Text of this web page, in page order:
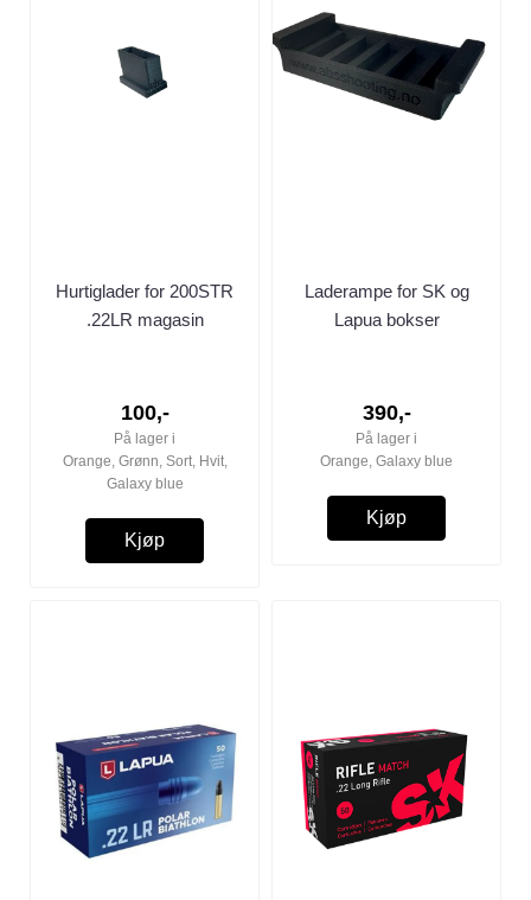
Hurtiglader for 200STR
.22LR magasin
100,-
På lager i
Orange, Grønn, Sort, Hvit,
Galaxy blue
Kjøp
Laderampe for SK og
Lapua bokser
390,-
På lager i
Orange, Galaxy blue
Kjøp